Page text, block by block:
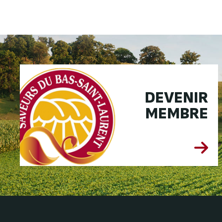
DEVENIR
MEMBRE